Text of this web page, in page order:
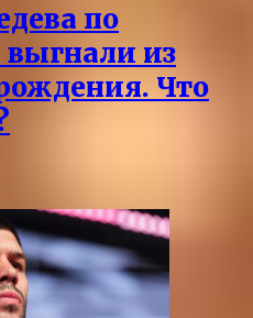
по
выгнали из
Что